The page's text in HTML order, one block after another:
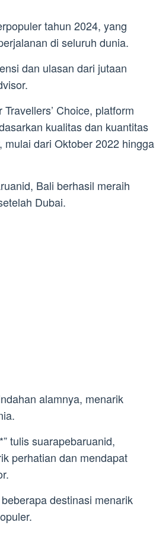
tahun 2024, yang
di seluruh dunia.
dan ulasan dari jutaan
Choice, platform
kualitas dan kuantitas
dari Oktober 2022 hingga
Bali berhasil meraih
Dubai.
alamnya, menarik
tulis suarapebaruanid,
perhatian dan mendapat
destinasi menarik